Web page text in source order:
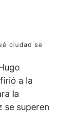
ciudad se
a la
la
se superen